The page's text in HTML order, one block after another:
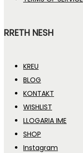
RRETH NESH
KREU
BLOG
KONTAKT
WISHLIST
LLOGARIA IME
SHOP
Instagram